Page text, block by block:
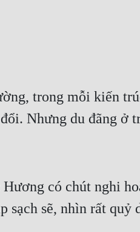
trong mỗi kiến
Nhưng du đãng ở
có chút nghi
sạch sẽ, nhìn rất quỷ